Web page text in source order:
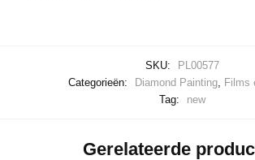
SKU:
PL00577
Categorieën:
Diamond Painting,
Films
Tag:
new
Gerelateerde